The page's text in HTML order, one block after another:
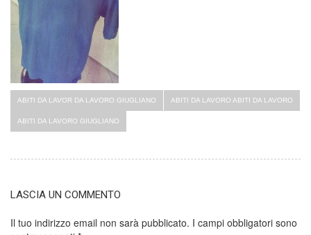
ABITI DA LAVOR DA LAVORO GIUGLIANO ABITI DA LAVORO ABITI DA LAVORO
ABITI DA LAVORO GIUGLIANO
LASCIA UN COMMENTO
Il tuo indirizzo email non sarà pubblicato. I campi obbligatori sono